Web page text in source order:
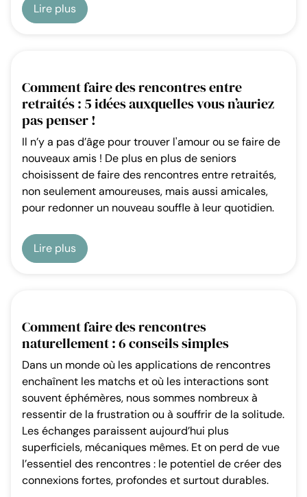
Lire plus
Comment faire des rencontres entre
retraités : 5 idées auxquelles vous n’auriez
pas penser !
Il n’y a pas d’âge pour trouver l'amour ou se faire de
nouveaux amis ! De plus en plus de seniors
choisissent de faire des rencontres entre retraités,
non seulement amoureuses, mais aussi amicales,
pour redonner un nouveau souffle à leur quotidien.
Lire plus
Comment faire des rencontres
naturellement​ : 6 conseils simples
Dans un monde où les applications de rencontres
enchaînent les matchs et où les interactions sont
souvent éphémères, nous sommes nombreux à
ressentir de la frustration ou à souffrir de la solitude.
Les échanges paraissent aujourd’hui plus
superficiels, mécaniques mêmes. Et on perd de vue
l’essentiel des rencontres : le potentiel de créer des
connexions fortes, profondes et surtout durables.